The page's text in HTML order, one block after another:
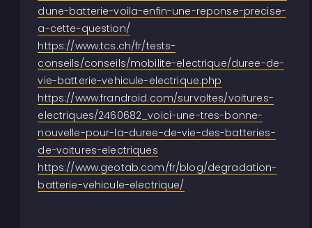
dune-batterie-voila-enfin-une-reponse-precise-
a-cette-question/
https://www.tcs.ch/fr/tests-
conseils/conseils/mobilite-electrique/duree-de-
vie-batterie-vehicule-electrique.php
https://www.frandroid.com/survoltes/voitures-
electriques/2460682_voici-une-tres-bonne-
nouvelle-pour-la-duree-de-vie-des-batteries-
de-voitures-electriques
https://www.geotab.com/fr/blog/degradation-
batterie-vehicule-electrique/